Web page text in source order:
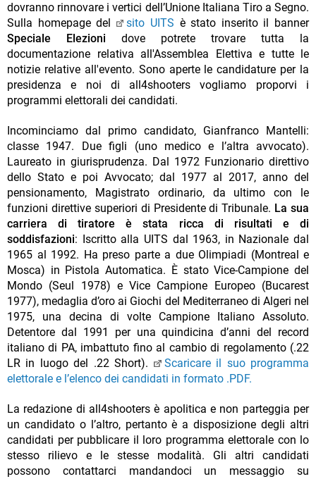
dovranno rinnovare i vertici dell’Unione Italiana Tiro a Segno.
Sulla homepage del
sito UITS è stato inserito il banner
Speciale Elezioni dove potrete trovare tutta la
documentazione relativa all'Assemblea Elettiva e tutte le
notizie relative all'evento. Sono aperte le candidature per la
presidenza e noi di all4shooters vogliamo proporvi i
programmi elettorali dei candidati.
Incominciamo dal primo candidato, Gianfranco Mantelli:
classe 1947. Due figli (uno medico e l’altra avvocato).
Laureato in giurisprudenza. Dal 1972 Funzionario direttivo
dello Stato e poi Avvocato; dal 1977 al 2017, anno del
pensionamento, Magistrato ordinario, da ultimo con le
funzioni direttive superiori di Presidente di Tribunale. La sua
carriera di tiratore è stata ricca di risultati e di
soddisfazioni: Iscritto alla UITS dal 1963, in Nazionale dal
1965 al 1992. Ha preso parte a due Olimpiadi (Montreal e
Mosca) in Pistola Automatica. È stato Vice-Campione del
Mondo (Seul 1978) e Vice Campione Europeo (Bucarest
1977), medaglia d’oro ai Giochi del Mediterraneo di Algeri nel
1975, una decina di volte Campione Italiano Assoluto.
Detentore dal 1991 per una quindicina d’anni del record
italiano di PA, imbattuto fino al cambio di regolamento (.22
LR in luogo del .22 Short).
Scaricare il suo programma
elettorale e l’elenco dei candidati in formato .PDF.
La redazione di all4shooters è apolitica e non parteggia per
un candidato o l’altro, pertanto è a disposizione degli altri
candidati per pubblicare il loro programma elettorale con lo
stesso rilievo e le stesse modalità. Gli altri candidati
possono contattarci mandandoci un messaggio su